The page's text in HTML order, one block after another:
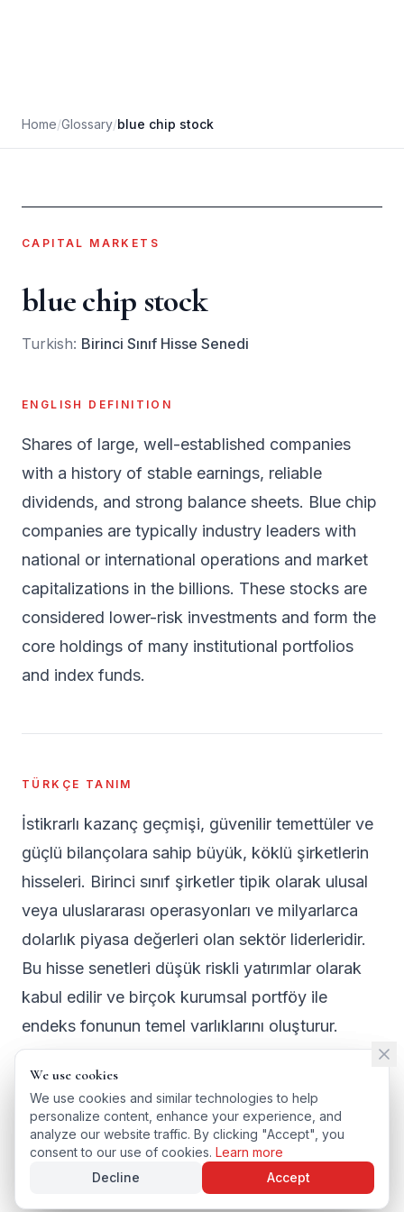
Home/Glossary/blue chip stock
CAPITAL MARKETS
blue chip stock
Turkish: Birinci Sınıf Hisse Senedi
ENGLISH DEFINITION
Shares of large, well-established companies
with a history of stable earnings, reliable
dividends, and strong balance sheets. Blue chip
companies are typically industry leaders with
national or international operations and market
capitalizations in the billions. These stocks are
considered lower-risk investments and form the
core holdings of many institutional portfolios
and index funds.
TÜRKÇE TANIM
İstikrarlı kazanç geçmişi, güvenilir temettüler ve
güçlü bilançolara sahip büyük, köklü şirketlerin
hisseleri. Birinci sınıf şirketler tipik olarak ulusal
veya uluslararası operasyonları ve milyarlarca
dolarlık piyasa değerleri olan sektör liderleridir.
Bu hisse senetleri düşük riskli yatırımlar olarak
kabul edilir ve birçok kurumsal portföy ile
endeks fonunun temel varlıklarını oluşturur.
← BACK TO GLOSSARY
TÜRKÇE VERSIYONU
We use cookies
We use cookies and similar technologies to help
personalize content, enhance your experience, and
analyze our website traffic. By clicking "Accept", you
consent to our use of cookies. Learn more
Decline
Accept
We use cookies
We use cookies and similar technologies to help
personalize content, enhance your experience, and
analyze our website traffic. By clicking "Accept", you
consent to our use of cookies. Learn more
Decline
Accept